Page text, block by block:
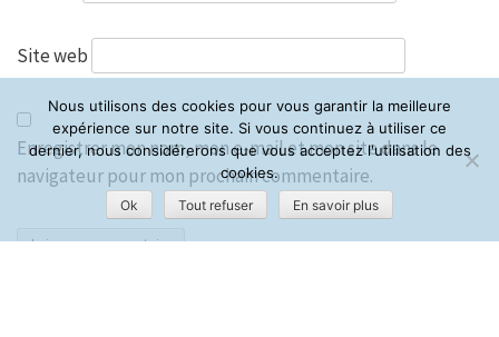
Site web
Enregistrer mon nom, mon e-mail et mon site dans le
navigateur pour mon prochain commentaire.
Nous utilisons des cookies pour vous garantir la meilleure
expérience sur notre site. Si vous continuez à utiliser ce
dernier, nous considérerons que vous acceptez l'utilisation des
cookies.
Ok Tout refuser En savoir plus